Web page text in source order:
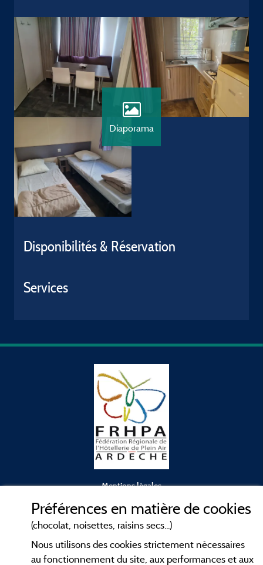
Diaporama
Disponibilités & Réservation
Services
Mentions légales
Contact
Préférences en matière de cookies
(chocolat, noisettes, raisins secs...)
Nous utilisons des cookies strictement nécessaires
au fonctionnement du site, aux performances et aux